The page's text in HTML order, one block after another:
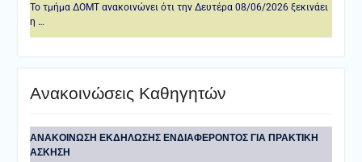
Το τμήμα ΔΟΜΤ ανακοινώνει ότι την Δευτέρα 08/06/2026 ξεκινάει
η …
Ανακοινώσεις Καθηγητών
ANAKOINΩΣΗ ΕΚΔΗΛΩΣΗΣ ΕΝΔΙΑΦΕΡΟΝΤΟΣ ΓΙΑ ΠΡΑΚΤΙΚΗ
ΑΣΚΗΣΗ